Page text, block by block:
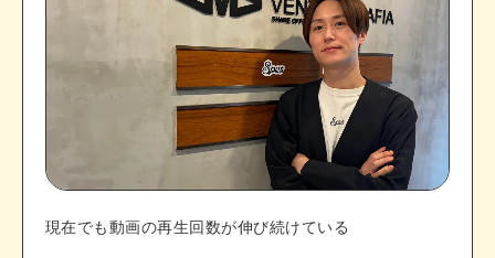
現在でも動画の再生回数が伸び続けている